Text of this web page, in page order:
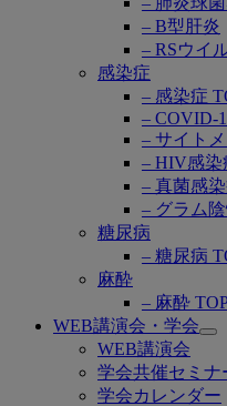
– B型肝炎
– RSウイ
感染症
– 感染症
– COVID-
– サイト
– HIV感染
– 真菌感
– グラム
糖尿病
– 糖尿病
麻酔
– 麻酔
WEB講演会・学会
WEB講演会
学会共催セミナ
学会カレンダー